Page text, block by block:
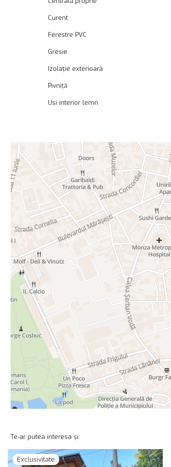
Curent
Ferestre PVC
Gresie
Izolație exterioară
Pivniță
Uși interior lemn
Te-ar putea interesa și:
Exclusivitate